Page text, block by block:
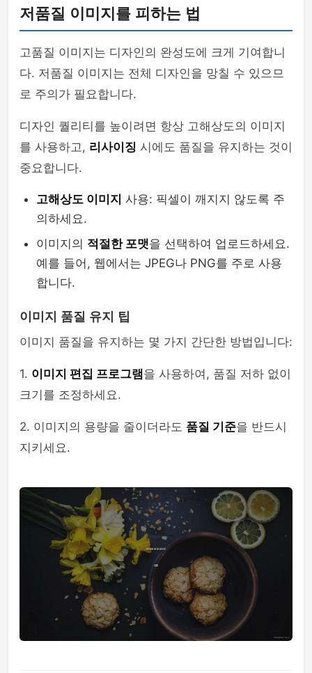
저품질 이미지를 피하는 법
고품질 이미지는 디자인의 완성도에 크게 기여합니
다. 저품질 이미지는 전체 디자인을 망칠 수 있으므
로 주의가 필요합니다.
디자인 퀄리티를 높이려면 항상 고해상도의 이미지
를 사용하고, 리사이징 시에도 품질을 유지하는 것이
중요합니다.
고해상도 이미지 사용: 픽셀이 깨지지 않도록 주
의하세요.
이미지의 적절한 포맷을 선택하여 업로드하세요.
예를 들어, 웹에서는 JPEG나 PNG를 주로 사용
합니다.
이미지 품질 유지 팁
이미지 품질을 유지하는 몇 가지 간단한 방법입니다:
1. 이미지 편집 프로그램을 사용하여, 품질 저하 없이
크기를 조정하세요.
2. 이미지의 용량을 줄이더라도 품질 기준을 반드시
지키세요.